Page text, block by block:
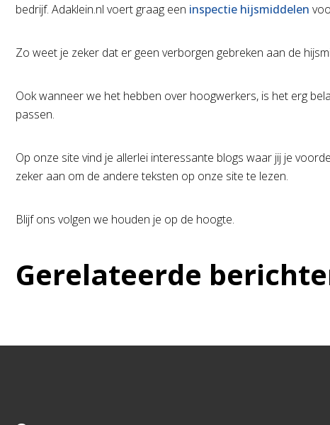
bedrijf. Adaklein.nl voert graag een inspectie hijsmiddelen
Zo weet je zeker dat er geen verborgen gebreken aan de
Ook wanneer we het hebben over hoogwerkers, is het erg
passen.
Op onze site vind je allerlei interessante blogs waar jij je
zeker aan om de andere teksten op onze site te lezen.
Blijf ons volgen we houden je op de hoogte.
Gerelateerde